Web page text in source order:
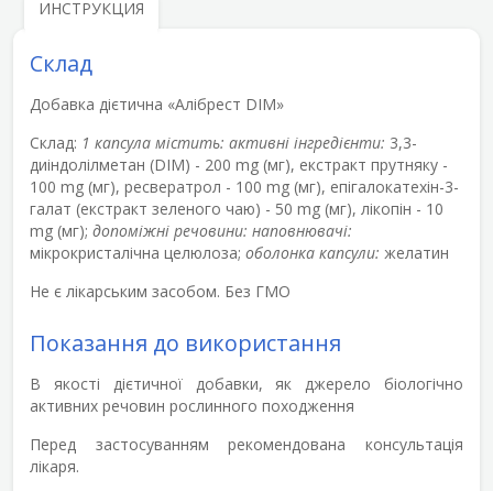
ИНСТРУКЦИЯ
Склад
Добавка дієтична «Алібрест DIM»
Склад: 1 капсула містить: активні інгредієнти: 3,3-
диіндолілметан (DIM) - 200 mg (мг), екстракт прутняку -
100 mg (мг), ресвератрол - 100 mg (мг), епігалокатехін-3-
галат (екстракт зеленого чаю) - 50 mg (мг), лікопін - 10
mg (мг); допоміжні речовини: наповнювачі:
мікрокристалічна целюлоза; оболонка капсули: желатин
Не є лікарським засобом. Без ГМО
Показання до використання
В якості дієтичної добавки, як джерело біологічно
активних речовин рослинного походження
Перед застосуванням рекомендована консультація
лікаря.